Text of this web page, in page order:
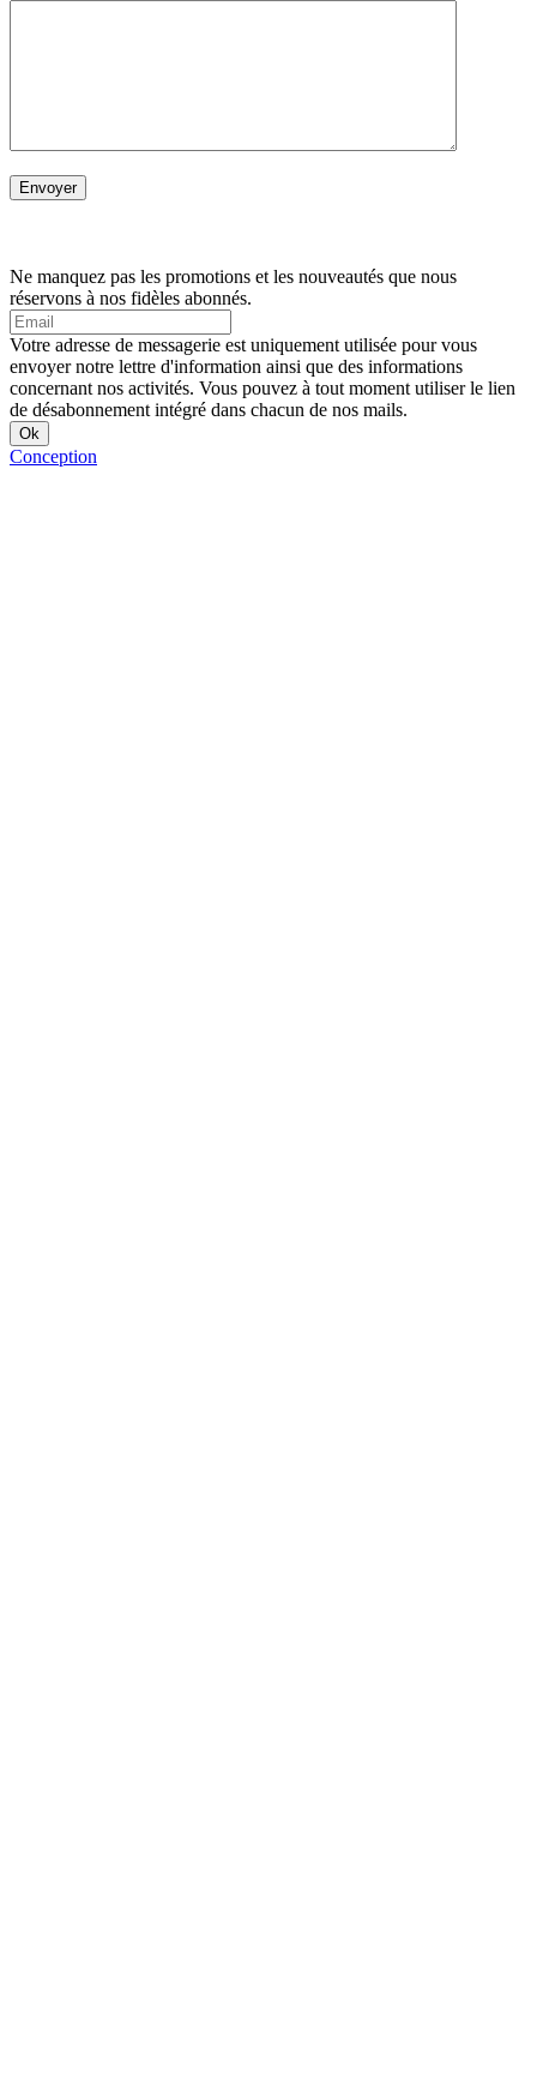
Ne manquez pas les promotions et les nouveautés que nous
réservons à nos fidèles abonnés.
Votre adresse de messagerie est uniquement utilisée pour vous
envoyer notre lettre d'information ainsi que des informations
concernant nos activités. Vous pouvez à tout moment utiliser le lien
de désabonnement intégré dans chacun de nos mails.
Conception